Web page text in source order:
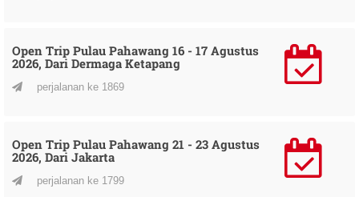
Open Trip Pulau Pahawang 16 - 17 Agustus
2026, Dari Dermaga Ketapang
perjalanan ke 1869
Open Trip Pulau Pahawang 21 - 23 Agustus
2026, Dari Jakarta
perjalanan ke 1799